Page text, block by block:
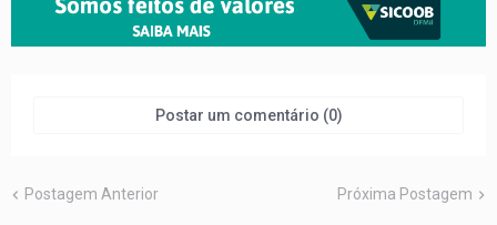
Postar um comentário (0)
Postagem Anterior Próxima Postagem